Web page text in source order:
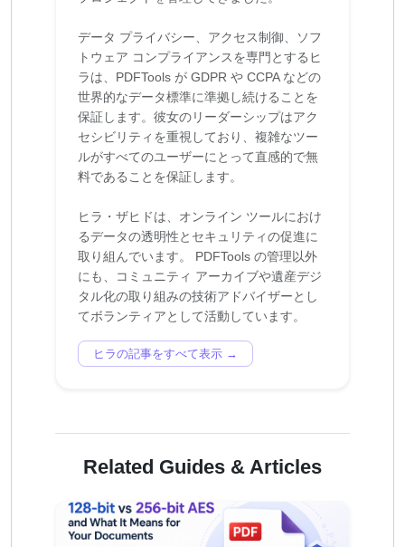
データ プライバシー、アクセス制御、ソフ
トウェア コンプライアンスを専門とするヒ
ラは、PDFTools が GDPR や CCPA などの
世界的なデータ標準に準拠し続けることを
保証します。彼女のリーダーシップはアク
セシビリティを重視しており、複雑なツー
ルがすべてのユーザーにとって直感的で無
料であることを保証します。
ヒラ・ザヒドは、オンライン ツールにおけ
るデータの透明性とセキュリティの促進に
取り組んでいます。 PDFTools の管理以外
にも、コミュニティ アーカイブや遺産デジ
タル化の取り組みの技術アドバイザーとし
ヒラの記事をすべて表示 →
Related Guides & Articles